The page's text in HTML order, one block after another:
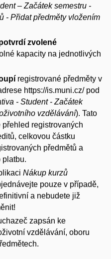
– Začátek semestru -
- Přidat předměty vložením
zvolené
kapacity na jednotlivých
registrované předměty v
https://is.muni.cz/ pod
- Student - Začátek
vzdělávání). Tato
registrovaných
celkovou částku
předmětů a
platbu.
Nákup kurzů
pouze v případě,
a nebudete již
zapsán ke
vzdělávání, oboru